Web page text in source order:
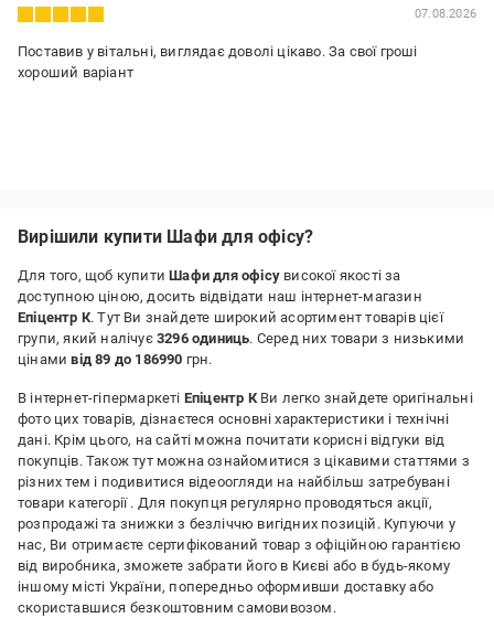
07.08.2026
Поставив у вітальні, виглядає доволі цікаво. За свої гроші
хороший варіант
Вирішили купити Шафи для офісу?
Для того, щоб купитиШафи для офісу високої якості за
доступною ціною, досить відвідати наш інтернет-магазин
Епіцентр К. Тут Ви знайдете широкий асортимент товарів цієї
групи, який налічує 3296 одиниць. Серед них товари з низькими
цінамивід 89 до 186990 грн.
В інтернет-гіпермаркеті Епіцентр КВи легко знайдете оригінальні
фото цих товарів, дізнаєтеся основні характеристики і технічні
дані. Крім цього, на сайті можна почитати корисні відгуки від
покупців. Також тут можна ознайомитися з цікавими статтями з
різних тем і подивитися відеоогляди на найбільш затребувані
товари категорії . Для покупця регулярно проводяться акції,
розпродажі та знижки з безліччю вигідних позицій. Купуючи у
нас, Ви отримаєте сертифікований товар з офіційною гарантією
від виробника, зможете забрати його в Києві або в будь-якому
іншому місті України, попередньо оформивши доставку або
скориставшися безкоштовним самовивозом.